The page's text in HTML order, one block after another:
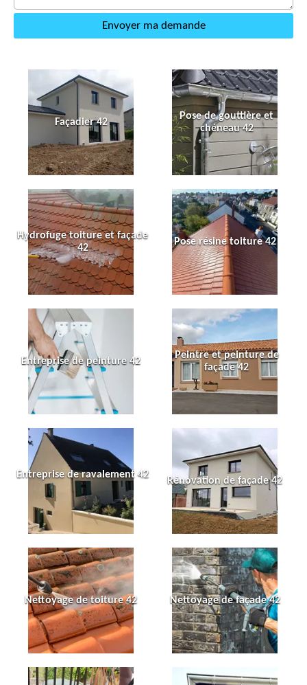
Façadier 42
Pose de gouttière et
chéneau 42
Hydrofuge toiture et façade
42
Pose résine toiture 42
Entreprise de peinture 42
Peintre et peinture de
façade 42
Entreprise de ravalement 42
Rénovation de façade 42
Nettoyage de toiture 42 Nettoyage de façade 42